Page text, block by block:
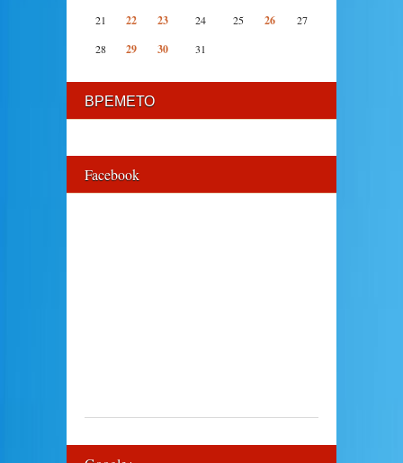
21
22 23 24 25 26
27
28
29 30 31
ВРЕМЕТО
Facebook